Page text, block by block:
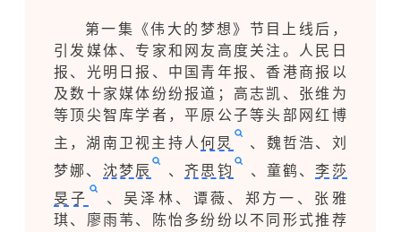
第一集《伟大的梦想》节目上线后，
引发媒体、专家和网友高度关注。人民日
报、光明日报、中国青年报、香港商报以
及数十家媒体纷纷报道；
高志凯 、张维为
等顶尖智库学者，平原公子等头部网红博
主，湖南卫视主持人何炅 、 魏哲浩、刘
梦娜、 沈梦辰 、 齐思钧 、童鹤、李莎
旻子
、 吴泽林 、谭薇、郑方一、张雅
琪、廖雨苇、陈怡多纷纷以不同形式推荐